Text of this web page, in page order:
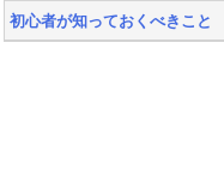
初心者が知っておくべきこと